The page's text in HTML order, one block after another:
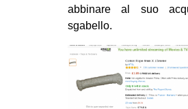
abbinare al suo
sgabello.